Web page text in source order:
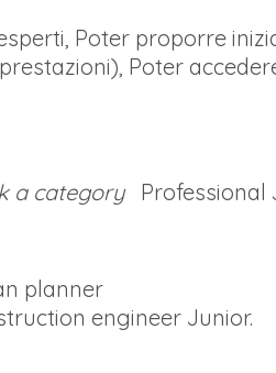
Poter proporre
Poter
a category Professional
planner
engineer Junior.